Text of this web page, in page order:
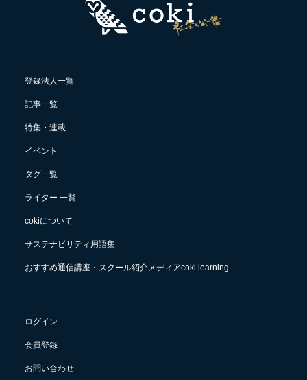
登録法人一覧
記事一覧
特集・連載
イベント
タグ一覧
ライター 一覧
cokiについて
サステナビリティ用語集
おすすめ通信講座・スクール紹介メディアcoki learning
ログイン
会員登録
お問い合わせ